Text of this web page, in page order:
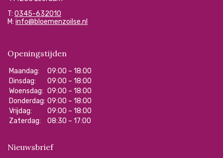
T: 0345-632010
M: info@bloemenzoilse.nl
Openingstijden
Maandag:
09:00 – 18:00
Dinsdag:
09:00 – 18:00
Woensdag: 09:00 – 18:00
Donderdag: 09:00 – 18:00
Vrijdag:
09:00 – 18:00
Zaterdag:
08:30 – 17:00
Nieuwsbrief